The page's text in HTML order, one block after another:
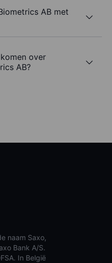
AB met
over
AB?
naam Saxo,
Bank A/S.
In België